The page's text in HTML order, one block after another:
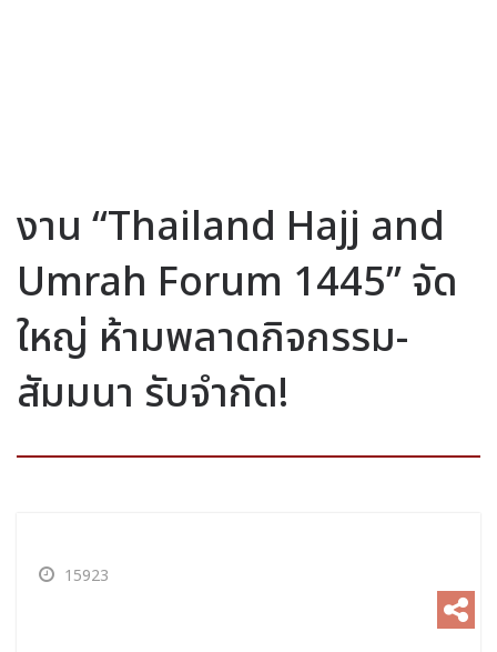
งาน “Thailand Hajj and
Umrah Forum 1445” จัด
ใหญ่ ห้ามพลาดกิจกรรม-
สัมมนา รับจำกัด!
15923